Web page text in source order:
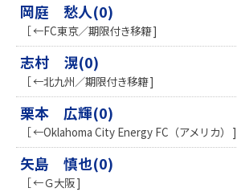
岡庭 愁人(0)
［ ←FC東京／期限付き移籍 ]
志村 滉(0)
［ ←北九州／期限付き移籍 ]
栗本 広輝(0)
［ ←Oklahoma City Energy FC（アメリカ） ]
矢島 慎也(0)
［ ←Ｇ大阪 ]